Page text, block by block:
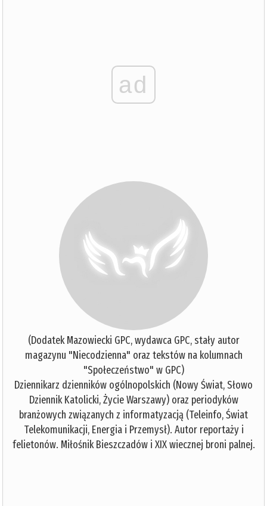
ad
(Dodatek Mazowiecki GPC, wydawca GPC, stały autor
magazynu "Niecodzienna" oraz tekstów na kolumnach
"Społeczeństwo" w GPC)
Dziennikarz dzienników ogólnopolskich (Nowy Świat, Słowo
Dziennik Katolicki, Życie Warszawy) oraz periodyków
branżowych związanych z informatyzacją (Teleinfo, Świat
Telekomunikacji, Energia i Przemysł). Autor reportaży i
felietonów. Miłośnik Bieszczadów i XIX wiecznej broni palnej.